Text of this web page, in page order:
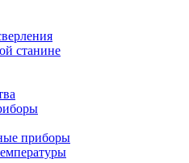
станине
приборы